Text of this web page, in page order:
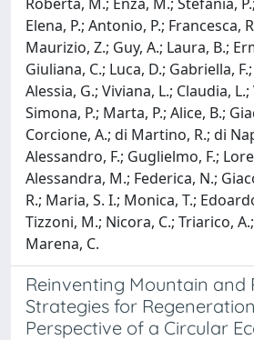
Elena, P.; Antonio, P.; Francesca,
Maurizio, Z.; Guy, A.; Laura, B.;
Giuliana, C.; Luca, D.; Gabriella,
Alessia, G.; Viviana, L.; Claudia,
Simona, P.; Marta, P.; Alice, B.;
Corcione, A.; di Martino, R.; di
Alessandro, F.; Guglielmo, F.;
Alessandra, M.; Federica, N.;
R.; Maria, S. I.; Monica, T.;
Tizzoni, M.; Nicora, C.; Triarico,
Marena, C.
Reinventing Mountain and
Strategies for
Perspective of a Circular